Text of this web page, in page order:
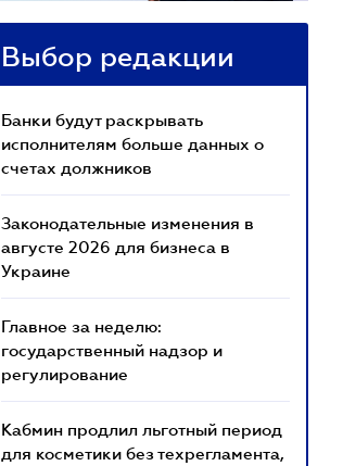
Выбор редакции
Банки будут раскрывать
исполнителям больше данных о
счетах должников
Законодательные изменения в
августе 2026 для бизнеса в
Украине
Главное за неделю:
государственный надзор и
регулирование
Кабмин продлил льготный период
для косметики без техрегламента,